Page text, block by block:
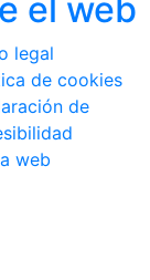
el web
legal
de cookies
de
web